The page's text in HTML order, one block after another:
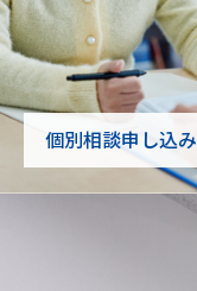
個別相談申し込み